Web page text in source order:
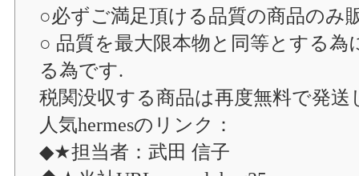
○必ずご満足頂ける品質の商品のみ
○ 品質を最大限本物と同等とする
る為です.
税関没収する商品は再度無料で発送
人気hermesのリンク：
◆★担当者：武田 信子